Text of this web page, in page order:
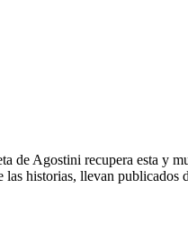
de Agostini recupera esta y
historias, llevan publicados